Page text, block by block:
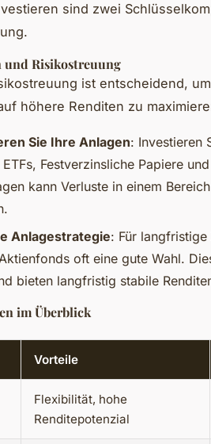
sind zwei
Risikostreuung
ist entscheidend,
höhere Renditen zu
Sie Ihre Anlagen: Investieren
Festverzinsliche Papiere
kann Verluste in einem
Anlagestrategie: Für
oft eine gute Wahl.
bieten langfristig stabile
im Überblick
Vorteile
Flexibilität, hohe
Renditepotenzial